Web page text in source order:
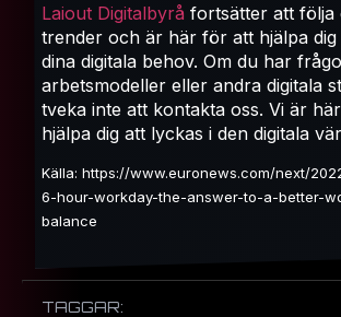
Laiout Digitalbyrå fortsätter att följa
trender och är här för att hjälpa dig
dina digitala behov. Om du har
arbetsmodeller eller andra digitala
tveka inte att kontakta oss. Vi är
hjälpa dig att lyckas i den digitala
Källa: https://www.euronews.com/next/
6-hour-workday-the-answer-to-a-better-
balance
TAGGAR: